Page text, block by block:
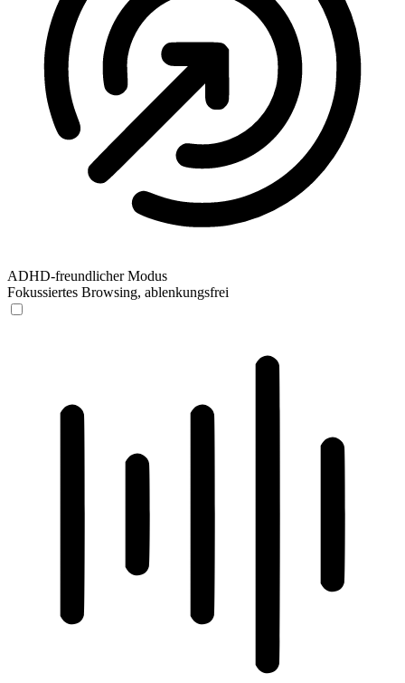
ADHD-freundlicher Modus
Fokussiertes Browsing, ablenkungsfrei